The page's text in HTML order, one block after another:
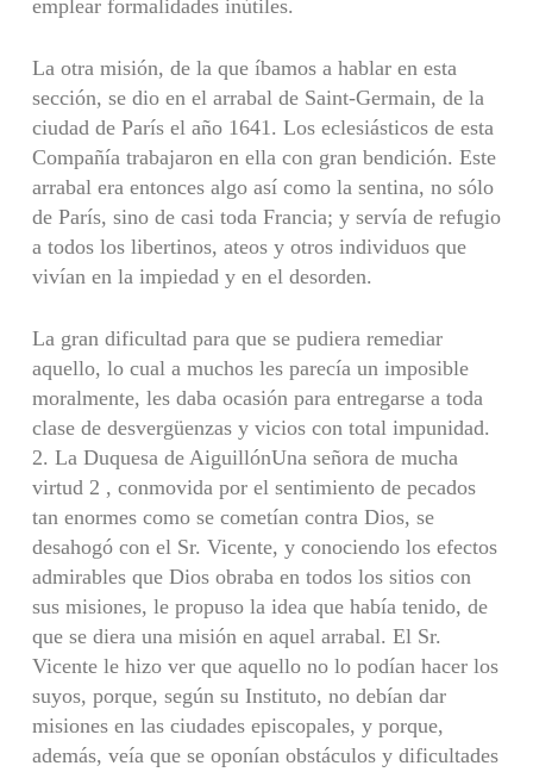
emplear formalidades inútiles.
La otra misión, de la que íbamos a hablar en esta
sección, se dio en el arrabal de Saint-Germain, de la
ciudad de París el año 1641. Los eclesiásticos de esta
Compañía trabajaron en ella con gran bendición. Este
arrabal era entonces algo así como la sentina, no sólo
de París, sino de casi toda Francia; y servía de refugio
a todos los libertinos, ateos y otros individuos que
vivían en la impiedad y en el desorden.
La gran dificultad para que se pudiera remediar
aquello, lo cual a muchos les parecía un imposible
moralmente, les daba ocasión para entregarse a toda
clase de desvergüenzas y vicios con total impunidad.
2. La Duquesa de AiguillónUna señora de mucha
virtud 2 , conmovida por el sentimiento de pecados
tan enormes como se cometían contra Dios, se
desahogó con el Sr. Vicente, y conociendo los efectos
admirables que Dios obraba en todos los sitios con
sus misiones, le propuso la idea que había tenido, de
que se diera una misión en aquel arrabal. El Sr.
Vicente le hizo ver que aquello no lo podían hacer los
suyos, porque, según su Instituto, no debían dar
misiones en las ciudades episcopales, y porque,
además, veía que se oponían obstáculos y dificultades